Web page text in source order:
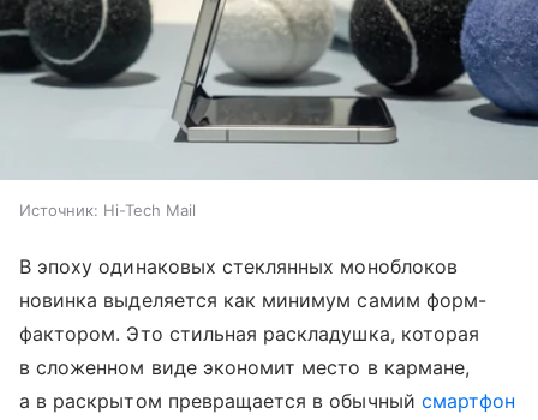
Источник: Hi-Tech Mail
В эпоху одинаковых стеклянных моноблоков
новинка выделяется как минимум самим форм-
фактором. Это стильная раскладушка, которая
в сложенном виде экономит место в кармане,
а в раскрытом превращается в обычный смартфон